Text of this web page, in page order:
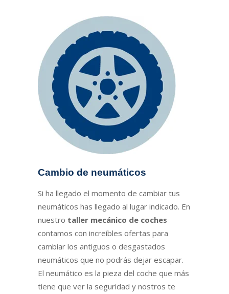
Cambio de neumáticos
Si ha llegado el momento de cambiar tus
neumáticos has llegado al lugar indicado. En
nuestro taller mecánico de coches
contamos con increíbles ofertas para
cambiar los antiguos o desgastados
neumáticos que no podrás dejar escapar.
El neumático es la pieza del coche que más
tiene que ver la seguridad y nostros te